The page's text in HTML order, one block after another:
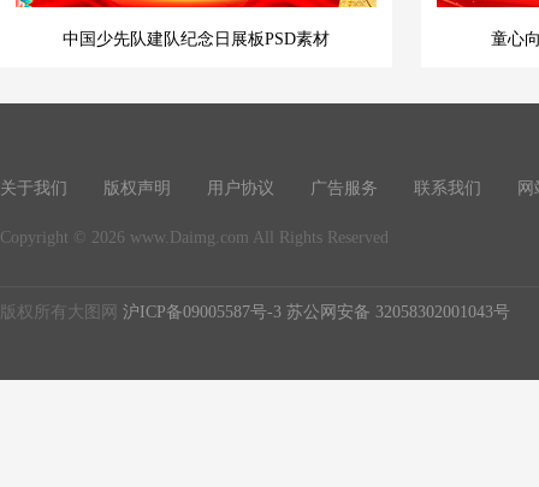
中国少先队建队纪念日展板PSD素材 童心
关于我们 版权声明 用户协议 广告服务 联系我们 网
Copyright © 2026 www.Daimg.com All Rights Reserved
版权所有大图网 沪ICP备09005587号-3 苏公网安备 32058302001043号